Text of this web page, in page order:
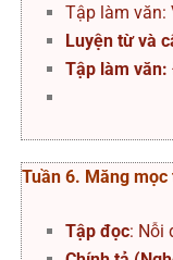
Tập làm văn:
Luyện từ và
Tập làm văn:
Tuần 6. Măng mọc
Tập đọc: Nỗi